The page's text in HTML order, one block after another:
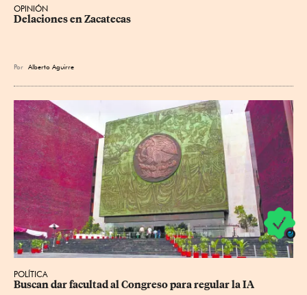
OPINIÓN
Delaciones en Zacatecas
Por Alberto Aguirre
POLÍTICA
Buscan dar facultad al Congreso para regular la IA